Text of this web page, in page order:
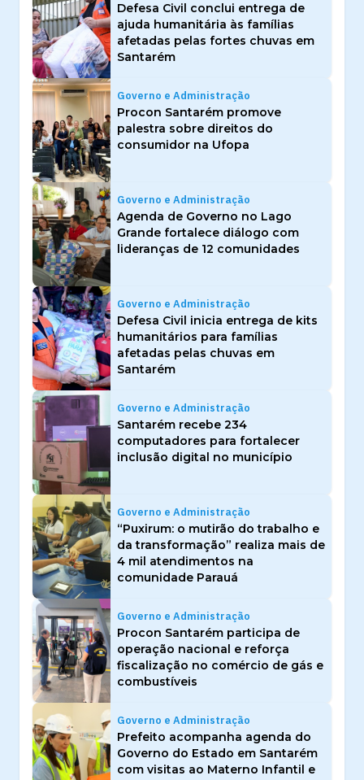
Defesa Civil conclui entrega de
ajuda humanitária às famílias
afetadas pelas fortes chuvas em
Santarém
Governo e Administração
Procon Santarém promove
palestra sobre direitos do
consumidor na Ufopa
Governo e Administração
Agenda de Governo no Lago
Grande fortalece diálogo com
lideranças de 12 comunidades
Governo e Administração
Defesa Civil inicia entrega de kits
humanitários para famílias
afetadas pelas chuvas em
Santarém
Governo e Administração
Santarém recebe 234
computadores para fortalecer
inclusão digital no município
Governo e Administração
“Puxirum: o mutirão do trabalho e
da transformação” realiza mais de
4 mil atendimentos na
comunidade Parauá
Governo e Administração
Procon Santarém participa de
operação nacional e reforça
fiscalização no comércio de gás e
combustíveis
Governo e Administração
Prefeito acompanha agenda do
Governo do Estado em Santarém
com visitas ao Materno Infantil e